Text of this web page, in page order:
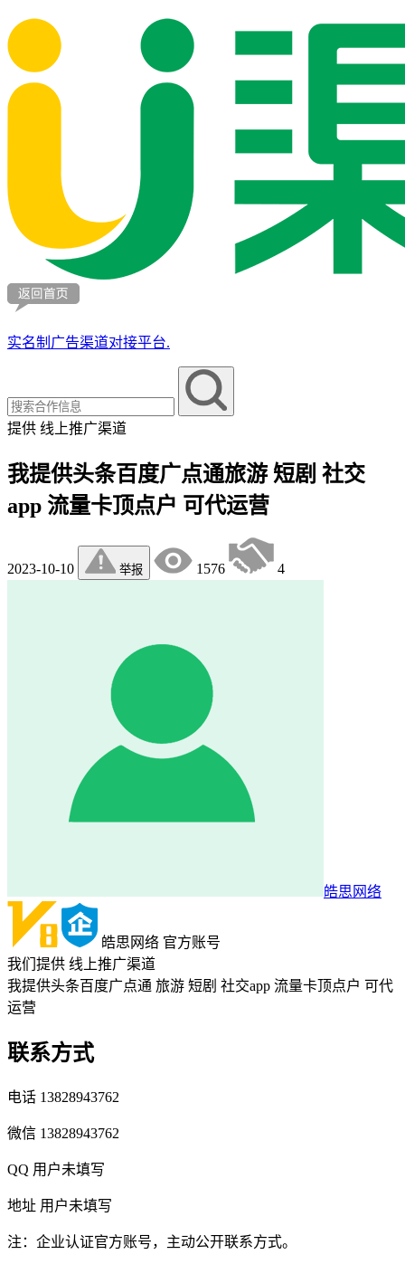
实名制广告渠道对接平台.
提供 线上推广渠道
我提供头条百度广点通旅游 短剧 社交
app 流量卡顶点户 可代运营
2023-10-10 举报 1576 4
皓思网络
皓思网络 官方账号
我们提供 线上推广渠道
我提供头条百度广点通 旅游 短剧 社交app 流量卡顶点户 可代
运营
联系方式
电话 13828943762
微信 13828943762
QQ 用户未填写
地址 用户未填写
注：企业认证官方账号，主动公开联系方式。